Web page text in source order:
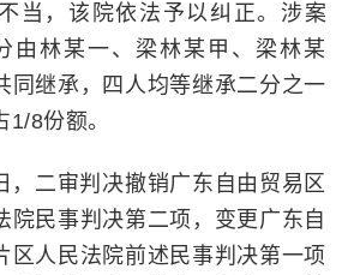
当，该院依法予以纠正。涉案
由林某一、梁林某甲、梁林某
同继承，四人均等继承二分之一
8份额。
，二审判决撤销广东自由贸易区
院民事判决第二项，变更广东自
区人民法院前述民事判决第一项